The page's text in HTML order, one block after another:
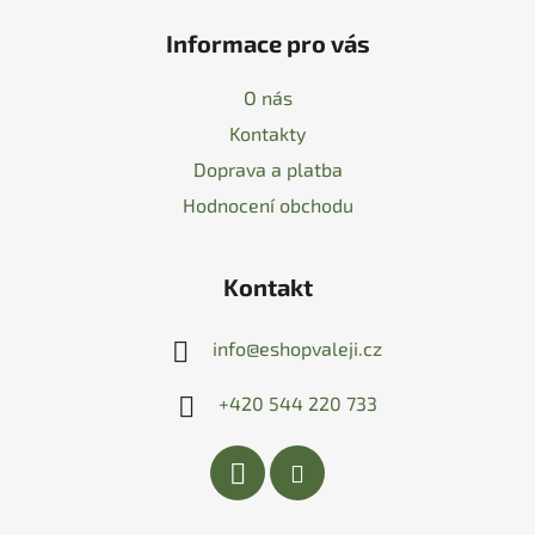
Informace pro vás
O nás
Kontakty
Doprava a platba
Hodnocení obchodu
Kontakt
info@eshopvaleji.cz
+420 544 220 733